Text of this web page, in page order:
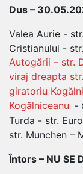
Dus –
Valea Aurie -
Cristianului -
Autogării – str.
viraj dreapta
giratoriu
Kogălniceanu -
Turda - str.
str. Munchen –
Întors – NU SE